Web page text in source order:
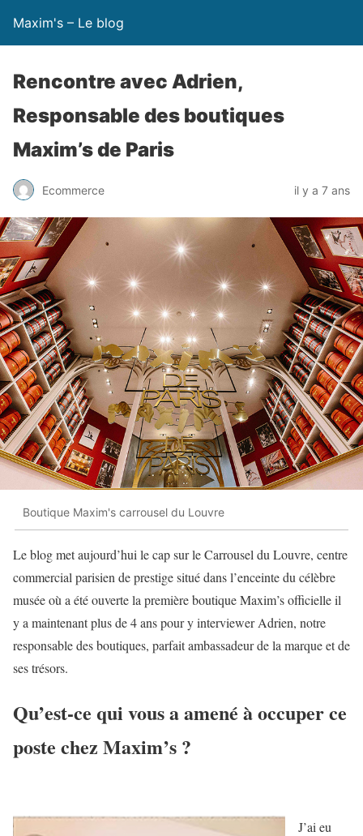
Maxim's – Le blog
Rencontre avec Adrien,
Responsable des boutiques
Maxim’s de Paris
Ecommerce il y a 7 ans
Boutique Maxim's carrousel du Louvre
Le blog met aujourd’hui le cap sur le Carrousel du Louvre, centre
commercial parisien de prestige situé dans l’enceinte du célèbre
musée où a été ouverte la première boutique Maxim’s officielle il
y a maintenant plus de 4 ans pour y interviewer Adrien, notre
responsable des boutiques, parfait ambassadeur de la marque et de
ses trésors.
Qu’est-ce qui vous a amené à occuper ce
poste chez Maxim’s ?
J’ai eu